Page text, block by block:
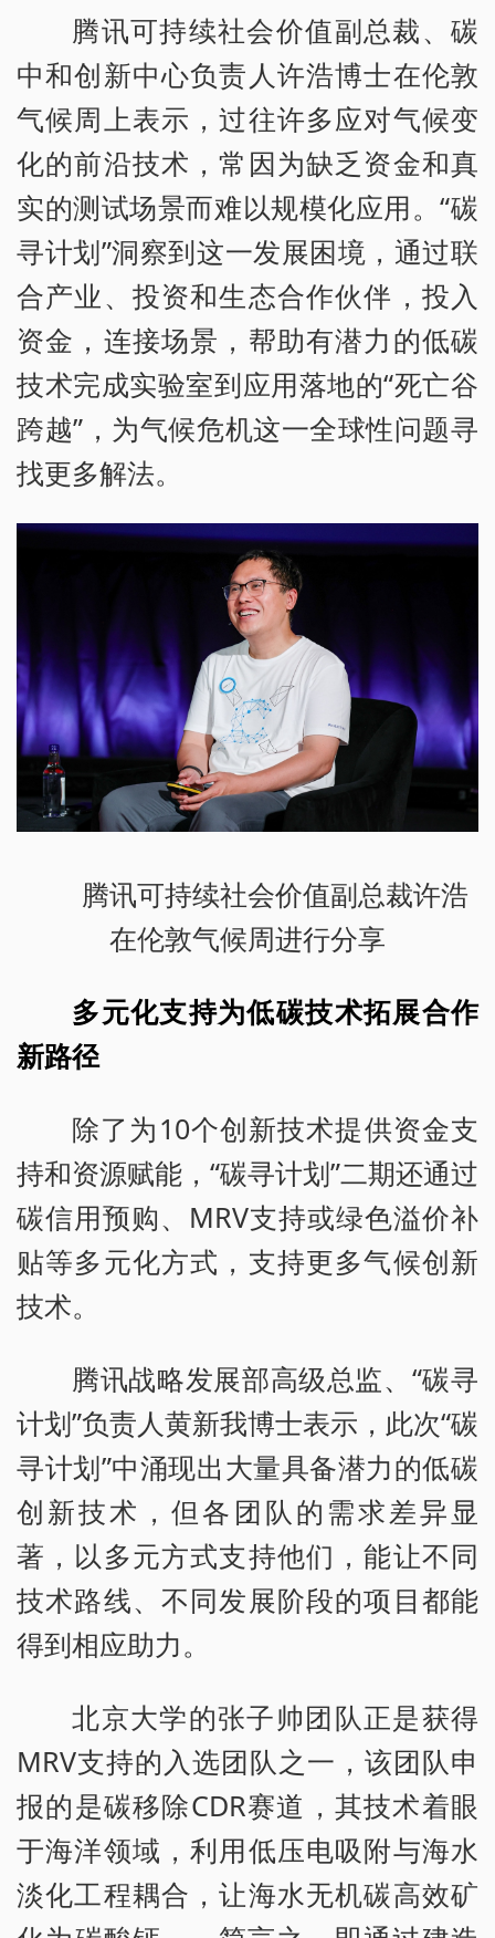
腾讯可持续社会价值副总裁、碳
中和创新中心负责人许浩博士在伦敦
气候周上表示，过往许多应对气候变
化的前沿技术，常因为缺乏资金和真
实的测试场景而难以规模化应用。“碳
寻计划”洞察到这一发展困境，通过联
合产业、投资和生态合作伙伴，投入
资金，连接场景，帮助有潜力的低碳
技术完成实验室到应用落地的“死亡谷
跨越”，为气候危机这一全球性问题寻
找更多解法。
腾讯可持续社会价值副总裁许浩
在伦敦气候周进行分享
多元化支持为低碳技术拓展合作
新路径
除了为10个创新技术提供资金支
持和资源赋能，“碳寻计划”二期还通过
碳信用预购、MRV支持或绿色溢价补
贴等多元化方式，支持更多气候创新
技术。
腾讯战略发展部高级总监、“碳寻
计划”负责人黄新我博士表示，此次“碳
寻计划”中涌现出大量具备潜力的低碳
创新技术，但各团队的需求差异显
著，以多元方式支持他们，能让不同
技术路线、不同发展阶段的项目都能
得到相应助力。
北京大学的张子帅团队正是获得
MRV支持的入选团队之一，该团队申
报的是碳移除CDR赛道，其技术着眼
于海洋领域，利用低压电吸附与海水
淡化工程耦合，让海水无机碳高效矿